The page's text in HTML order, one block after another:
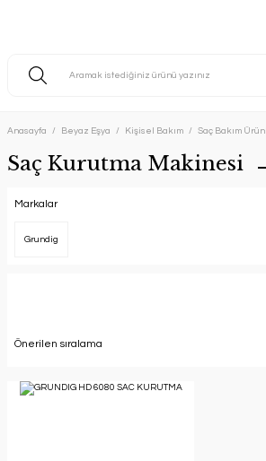
Anasayfa Beyaz Eşya Kişisel Bakım Saç Bakım
Saç Kurutma Makinesi
Markalar
Grundig